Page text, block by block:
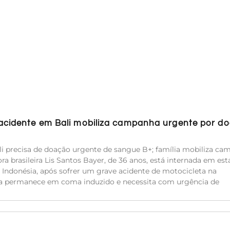
em Bali mobiliza campanha urgente por
precisa de doação urgente de sangue B+; família mobiliza
brasileira Lis Santos Bayer, de 36 anos, está internada em
após sofrer um grave acidente de motocicleta na
permanece em coma induzido e necessita com urgência de